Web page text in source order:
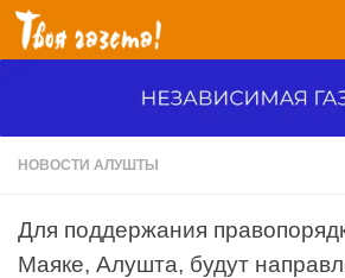
Перейти к содержимому
НОВОСТИ АЛУШТЫ
Для поддержания
Маяке, Алушта, будут